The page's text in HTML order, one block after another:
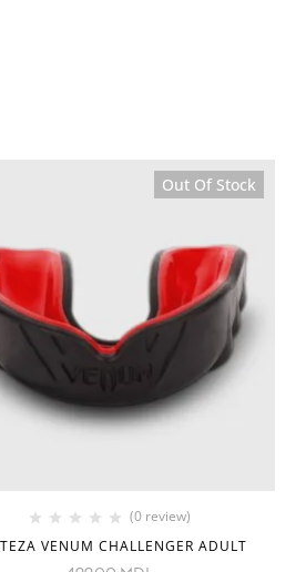
Out Of Stock
(0 review)
VENUM CHALLENGER ADULT